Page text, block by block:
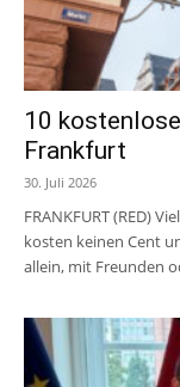
10
Frankfurt
30. Juli 2026
FRANKFURT (RED)
kosten keinen Cent
allein, mit Freunden